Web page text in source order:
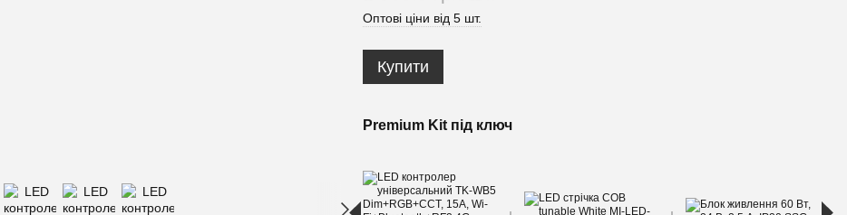
Оптові ціни від 5 шт.
Купити
Premium Kit під ключ